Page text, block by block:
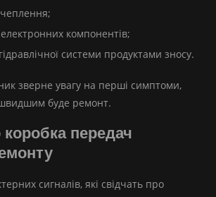
компонентів;
системи продуктами зносу.
зверне увагу на перші симптоми,
буде ремонт.
передач
сигналів, які свідчать про